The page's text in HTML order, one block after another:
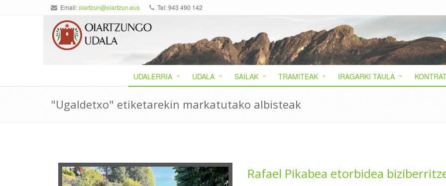
Email:oiartzun@oiartzun.eus Tel: 943 490 142
UDALERRIA UDALA SAILAK TRAMITEAK IRAGARKI TAULA
"Ugaldetxo" etiketarekin markatutako albisteak
Rafael Pikabea etorbidea